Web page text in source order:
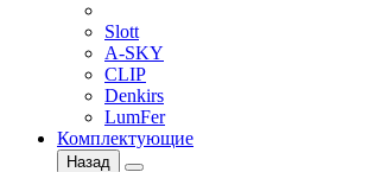
Slott
A-SKY
CLIP
Denkirs
LumFer
Комплектующие
Назад